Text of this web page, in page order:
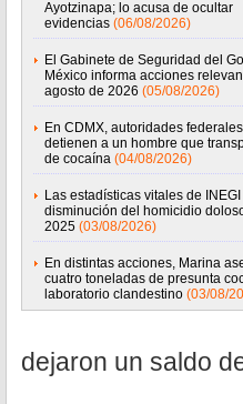
Ayotzinapa; lo acusa de ocultar
evidencias (06/08/2026)
El Gabinete de Seguridad del
México informa acciones
agosto de 2026 (05/08/2026)
En CDMX, autoridades
detienen a un hombre que
de cocaína (04/08/2026)
Las estadísticas vitales de
disminución del homicidio
2025 (03/08/2026)
En distintas acciones, Marina
cuatro toneladas de presunta
laboratorio clandestino (03/08/
dejaron un saldo